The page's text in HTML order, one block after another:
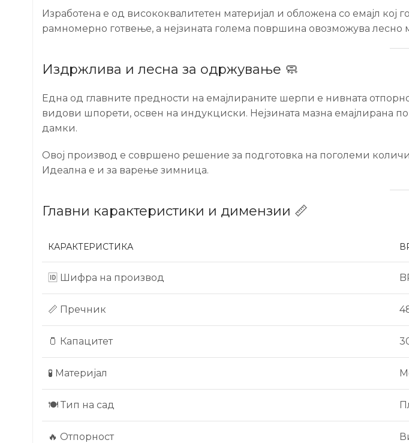
Изработена е од висококвалитетен материјал и обложена со емајл
рамномерно готвење, а нејзината голема површина овозможува лесно
Издржлива и лесна за одржување 🧼
Една од главните предности на емајлираните шерпи е нивната
видови шпорети, освен на индукциски. Нејзината мазна
дамки.
Овој производ е совршено решение за подготовка на поголеми
Идеална е и за варење зимница.
Главни карактеристики и димензии 📏
КАРАКТЕРИСТИКА
🆔 Шифра на производ
📏 Пречник
🫙 Капацитет
🧪 Материјал
🍽 Тип на сад
🔥 Отпорност